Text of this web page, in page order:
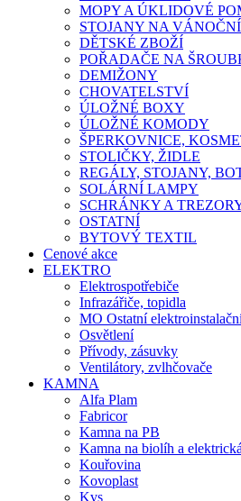
MOPY A ÚKLIDOVÉ
STOJANY NA
DĚTSKÉ ZBOŽÍ
POŘADAČE NA
DEMIŽONY
CHOVATELSTVÍ
ÚLOŽNÉ BOXY
ÚLOŽNÉ KOMODY
ŠPERKOVNICE,
STOLIČKY, ŽIDLE
REGÁLY, STOJANY,
SOLÁRNÍ LAMPY
SCHRÁNKY A
OSTATNÍ
BYTOVÝ TEXTIL
Cenové akce
ELEKTRO
Elektrospotřebiče
Infrazářiče, topidla
MO Ostatní
Osvětlení
Přívody, zásuvky
Ventilátory, zvlhčovače
KAMNA
Alfa Plam
Fabricor
Kamna na PB
Kamna na biolíh a elektrická
Kouřovina
Kovoplast
Kvs